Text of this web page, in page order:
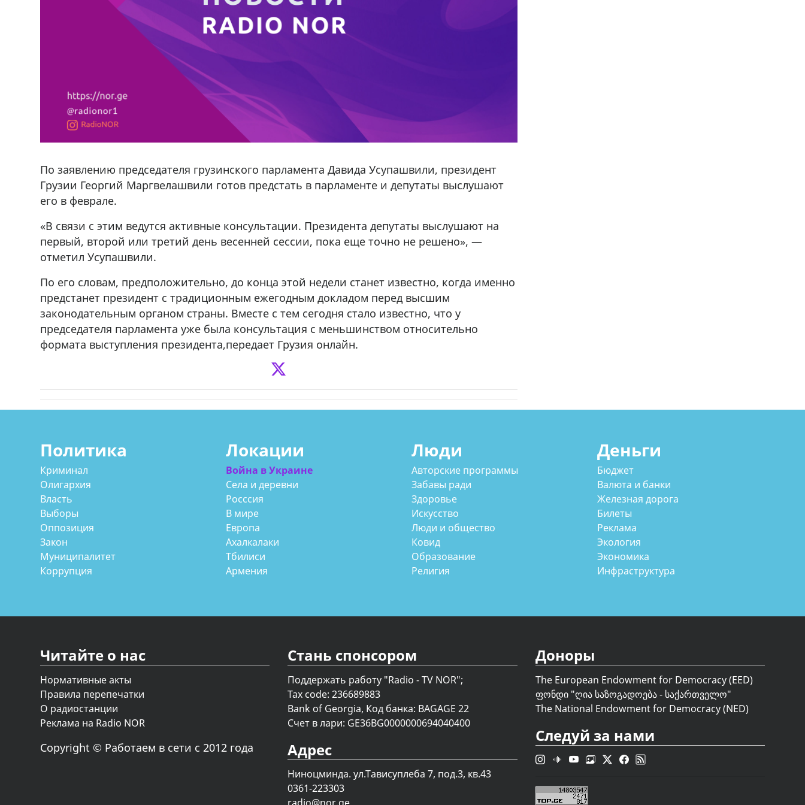
По заявлению председателя грузинского парламента Давида Усупашвили, президент
Грузии Георгий Маргвелашвили готов предстать в парламенте и депутаты выслушают
его в феврале.
«В связи с этим ведутся активные консультации. Президента депутаты выслушают на
первый, второй или третий день весенней сессии, пока еще точно не решено», —
отметил Усупашвили.
По его словам, предположительно, до конца этой недели станет известно, когда именно
предстанет президент с традиционным ежегодным докладом перед высшим
законодательным органом страны. Вместе с тем сегодня стало известно, что у
председателя парламента уже была консультация с меньшинством относительно
формата выступления президента,передает Грузия онлайн.
Политика
Криминал
Олигархия
Власть
Выборы
Оппозиция
Закон
Муниципалитет
Коррупция
Локации
Война в Украине
Села и деревни
Росссия
В мире
Европа
Ахалкалаки
Тбилиси
Армения
Люди
Авторские программы
Забавы ради
Здоровье
Искусство
Люди и общество
Ковид
Образование
Религия
Деньги
Бюджет
Валюта и банки
Железная дорога
Билеты
Реклама
Экология
Экономика
Инфраструктура
Читайте о нас
Нормативные акты
Правила перепечатки
О радиостанции
Реклама на Radio NOR
Copyright © Работаем в сети с 2012 года
Стань спонсором
Поддержать работу "Radio - TV NOR";
Tax code: 236689883
Bank of Georgia, Код банка: BAGAGE 22
Счет в лари: GE36BG0000000694040400
Адрес
Ниноцминда. ул.Тависуплеба 7, под.3, кв.43
0361-223303
Доноры
The European Endowment for Democracy (EED)
ფონდი "ღია საზოგადოება - საქართველო"
The National Endowment for Democracy (NED)
Следуй за нами